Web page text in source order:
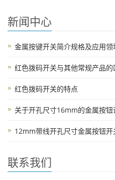
新闻中心
金属按键开关简介规格及应用领
红色拨码开关与其他常规产品的
红色拨码开关的特点
关于开孔尺寸16mm的金属按钮
12mm带线开孔尺寸金属按钮开
联系我们